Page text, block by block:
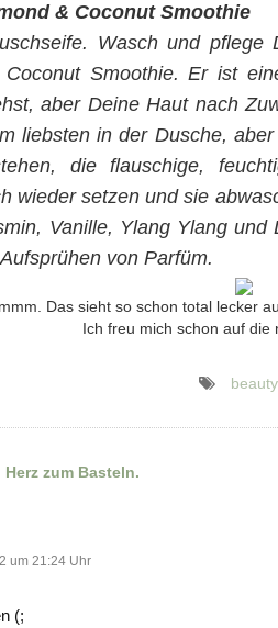
& Coconut Smoothie
Wasch und
Coconut Smoothie. Er ist
aber Deine Haut nach
liebsten in der Dusche,
die flauschige,
wieder setzen und sie
Vanille, Ylang Ylang
von Parfüm.
Das sieht so schon total lecker
Ich freu mich schon auf die
beauty
Herz zum Basteln.
um 21:24 Uhr
(;